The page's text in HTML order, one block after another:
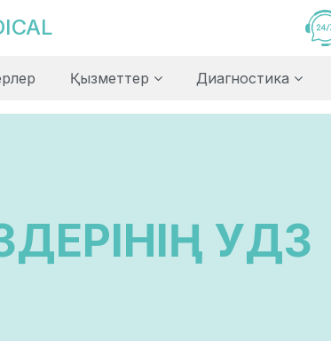
Қызметтер Диагностика
УДЗ